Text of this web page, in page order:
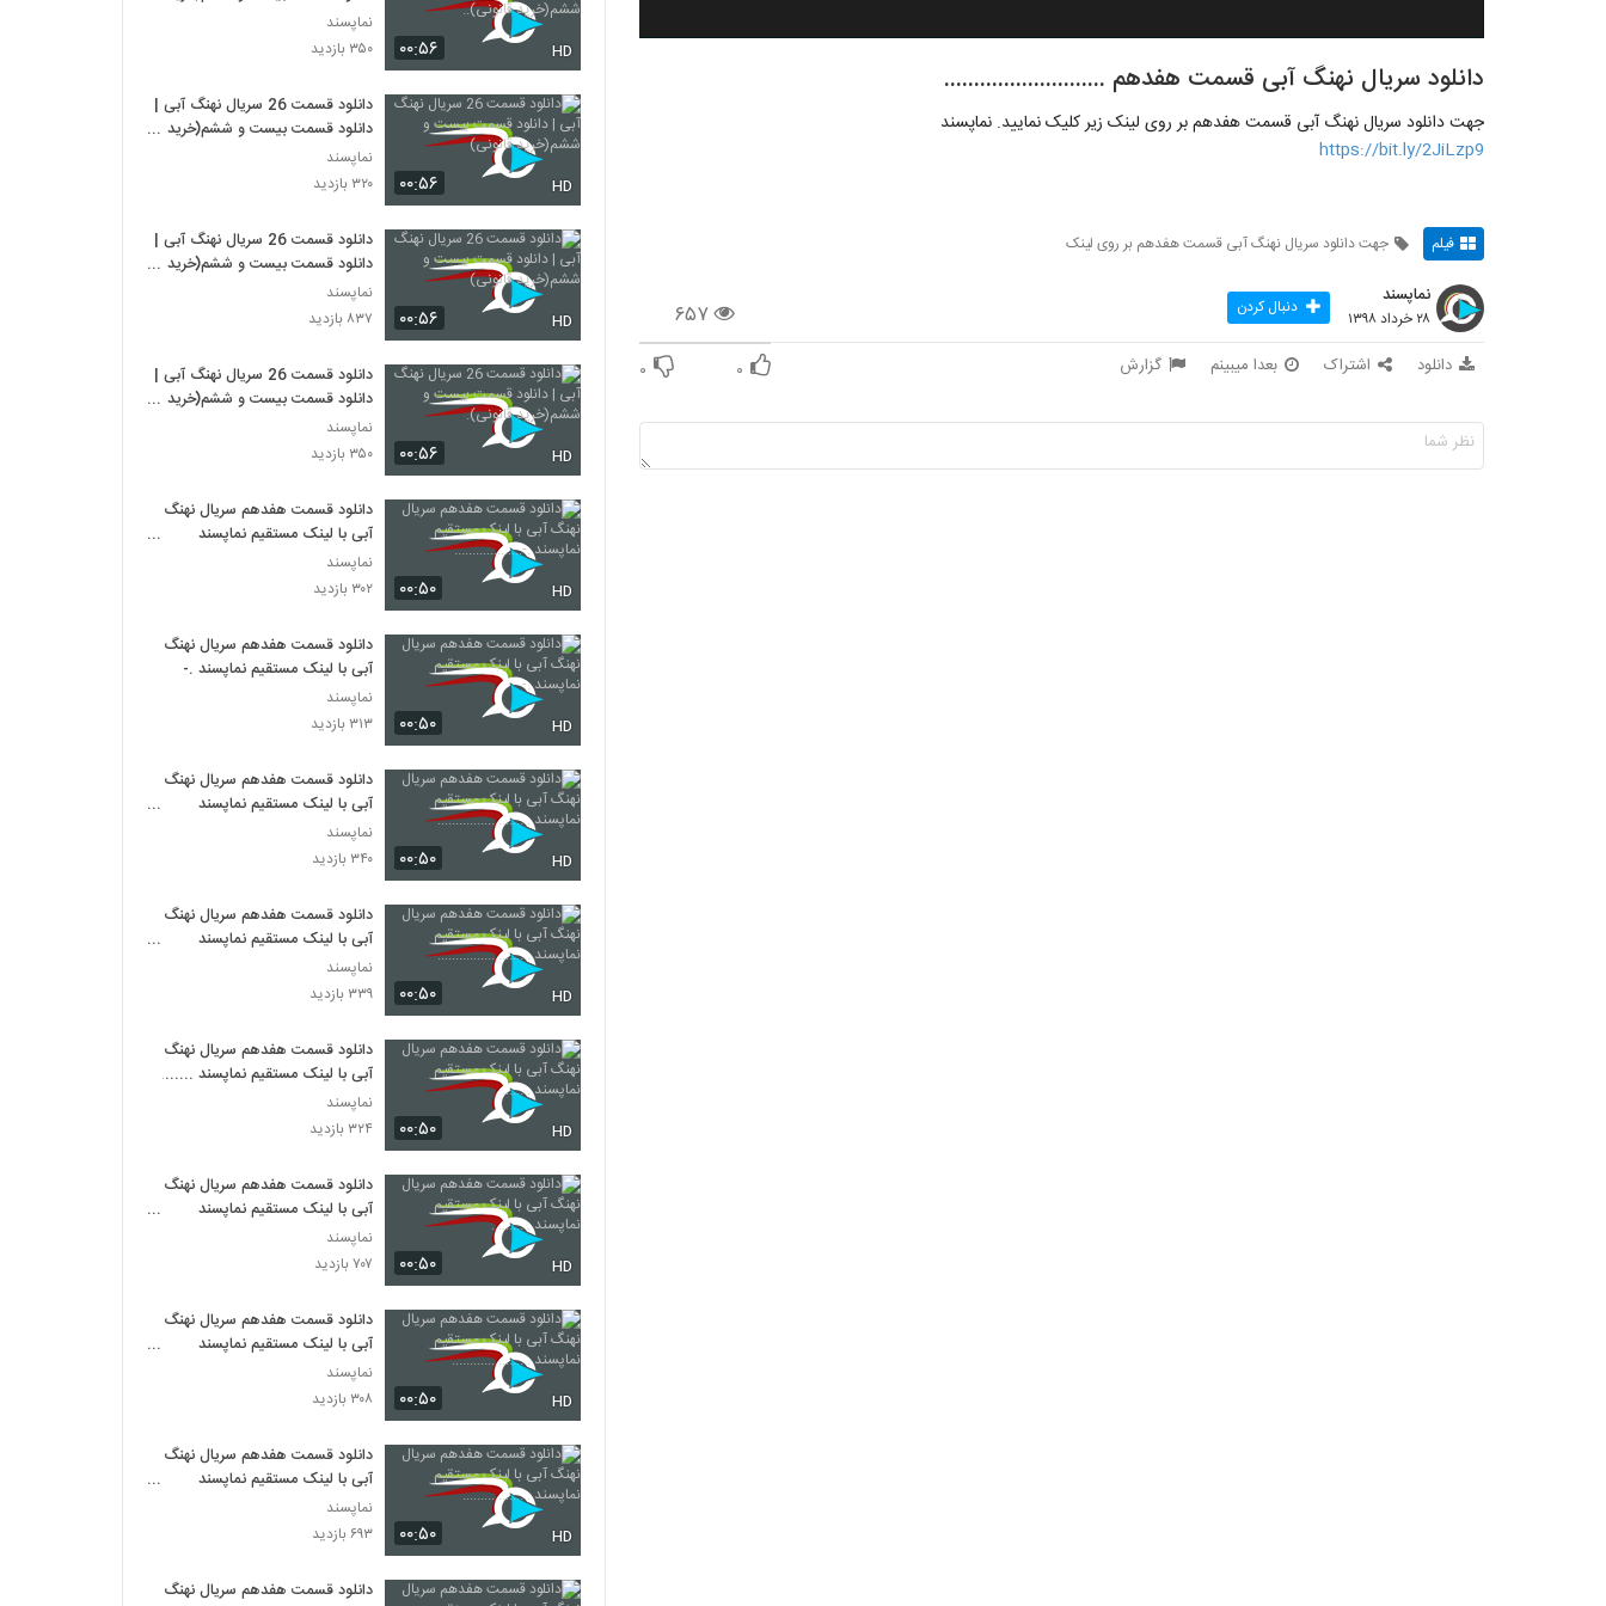
دانلود سریال نهنگ آبی قسمت هفدهم ...........................
جهت دانلود سریال نهنگ آبی قسمت هفدهم بر روی لینک زیر کلیک نمایید. نماپسند
https://bit.ly/2JiLzp9
فیلم جهت دانلود سریال نهنگ آبی قسمت هفدهم بر روی لینک
۶۵۷
نماپسند
۲۸ خرداد ۱۳۹۸ دنبال کردن
دانلود اشتراک بعدا میبینم گزارش ۰ ۰
۰۰:۵۶ HD
قانونی)..
نماپسند
۳۵۰ بازدید
۰۰:۵۶ HD
دانلود قسمت 26 سریال نهنگ آبی |
دانلود قسمت بیست و ششم(خرید
قانونی)
نماپسند
۳۲۰ بازدید
۰۰:۵۶ HD
دانلود قسمت 26 سریال نهنگ آبی |
دانلود قسمت بیست و ششم(خرید
قانونی)
نماپسند
۸۳۷ بازدید
۰۰:۵۶ HD
دانلود قسمت 26 سریال نهنگ آبی |
دانلود قسمت بیست و ششم(خرید
قانونی).
نماپسند
۳۵۰ بازدید
۰۰:۵۰ HD
دانلود قسمت هفدهم سریال نهنگ
آبی با لینک مستقیم نماپسند
.-...................
نماپسند
۳۰۲ بازدید
۰۰:۵۰ HD
دانلود قسمت هفدهم سریال نهنگ
آبی با لینک مستقیم نماپسند .-
نماپسند
۳۱۳ بازدید
۰۰:۵۰ HD
دانلود قسمت هفدهم سریال نهنگ
آبی با لینک مستقیم نماپسند
..........................
نماپسند
۳۴۰ بازدید
۰۰:۵۰ HD
دانلود قسمت هفدهم سریال نهنگ
آبی با لینک مستقیم نماپسند
..........................
نماپسند
۳۳۹ بازدید
۰۰:۵۰ HD
دانلود قسمت هفدهم سریال نهنگ
آبی با لینک مستقیم نماپسند ........
نماپسند
۳۲۴ بازدید
۰۰:۵۰ HD
دانلود قسمت هفدهم سریال نهنگ
آبی با لینک مستقیم نماپسند
...........
نماپسند
۷۰۷ بازدید
۰۰:۵۰ HD
دانلود قسمت هفدهم سریال نهنگ
آبی با لینک مستقیم نماپسند
......................
نماپسند
۳۰۸ بازدید
۰۰:۵۰ HD
دانلود قسمت هفدهم سریال نهنگ
آبی با لینک مستقیم نماپسند
...................
نماپسند
۶۹۳ بازدید
دانلود قسمت هفدهم سریال نهنگ